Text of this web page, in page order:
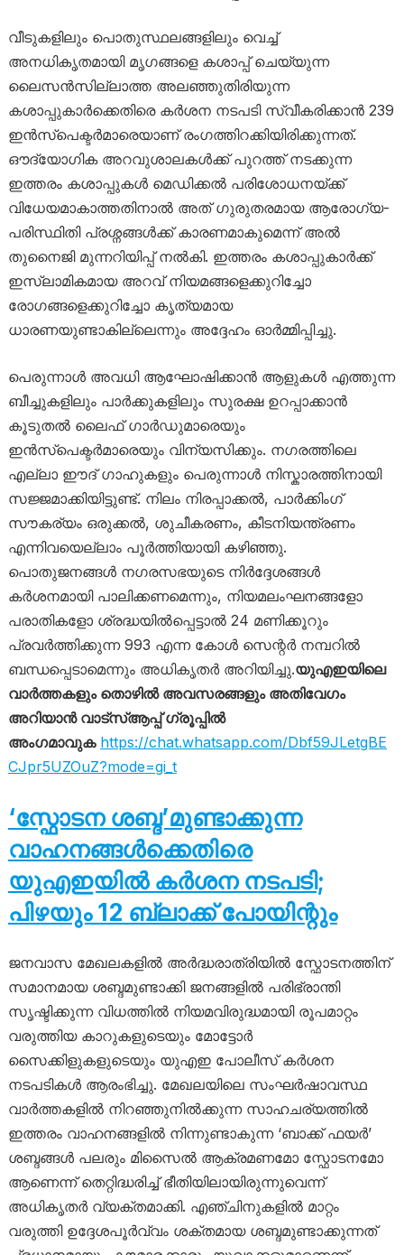
വീടുകളിലും പൊതുസ്ഥലങ്ങളിലും വെച്ച്
അനധികൃതമായി മൃഗങ്ങളെ കശാപ്പ് ചെയ്യുന്ന
ലൈസൻസില്ലാത്ത അലഞ്ഞുതിരിയുന്ന
കശാപ്പുകാർക്കെതിരെ കർശന നടപടി സ്വീകരിക്കാൻ 239
ഇൻസ്പെക്ടർമാരെയാണ് രംഗത്തിറക്കിയിരിക്കുന്നത്.
ഔദ്യോഗിക അറവുശാലകൾക്ക് പുറത്ത് നടക്കുന്ന
ഇത്തരം കശാപ്പുകൾ മെഡിക്കൽ പരിശോധനയ്ക്ക്
വിധേയമാകാത്തതിനാൽ അത് ഗുരുതരമായ ആരോഗ്യ-
പരിസ്ഥിതി പ്രശ്നങ്ങൾക്ക് കാരണമാകുമെന്ന് അൽ
തുനൈജി മുന്നറിയിപ്പ് നൽകി. ഇത്തരം കശാപ്പുകാർക്ക്
ഇസ്‌ലാമികമായ അറവ് നിയമങ്ങളെക്കുറിച്ചോ
രോഗങ്ങളെക്കുറിച്ചോ കൃത്യമായ
ധാരണയുണ്ടാകില്ലെന്നും അദ്ദേഹം ഓർമ്മിപ്പിച്ചു.
പെരുന്നാൾ അവധി ആഘോഷിക്കാൻ ആളുകൾ എത്തുന്ന
ബീച്ചുകളിലും പാർക്കുകളിലും സുരക്ഷ ഉറപ്പാക്കാൻ
കൂടുതൽ ലൈഫ് ഗാർഡുമാരെയും
ഇൻസ്പെക്ടർമാരെയും വിന്യസിക്കും. നഗരത്തിലെ
എല്ലാ ഈദ് ഗാഹുകളും പെരുന്നാൾ നിസ്കാരത്തിനായി
സജ്ജമാക്കിയിട്ടുണ്ട്. നിലം നിരപ്പാക്കൽ, പാർക്കിംഗ്
സൗകര്യം ഒരുക്കൽ, ശുചീകരണം, കീടനിയന്ത്രണം
എന്നിവയെല്ലാം പൂർത്തിയായി കഴിഞ്ഞു.
പൊതുജനങ്ങൾ നഗരസഭയുടെ നിർദ്ദേശങ്ങൾ
കർശനമായി പാലിക്കണമെന്നും, നിയമലംഘനങ്ങളോ
പരാതികളോ ശ്രദ്ധയിൽപ്പെട്ടാൽ 24 മണിക്കൂറും
പ്രവർത്തിക്കുന്ന 993 എന്ന കോൾ സെന്റർ നമ്പറിൽ
ബന്ധപ്പെടാമെന്നും അധികൃതർ അറിയിച്ചു.യുഎഇയിലെ
വാർത്തകളും തൊഴിൽ അവസരങ്ങളും അതിവേഗം
അറിയാൻ വാട്സ്ആപ്പ് ഗ്രൂപ്പിൽ
അംഗമാവുക https://chat.whatsapp.com/Dbf59JLetgBE
CJpr5UZOuZ?mode=gi_t
‘സ്ഫോടന ശബ്ദ’മുണ്ടാക്കുന്ന
വാഹനങ്ങൾക്കെതിരെ
യുഎഇയിൽ കർശന നടപടി;
പിഴയും 12 ബ്ലാക്ക് പോയിന്റും
ജനവാസ മേഖലകളിൽ അർദ്ധരാത്രിയിൽ സ്ഫോടനത്തിന്
സമാനമായ ശബ്ദമുണ്ടാക്കി ജനങ്ങളിൽ പരിഭ്രാന്തി
സൃഷ്ടിക്കുന്ന വിധത്തിൽ നിയമവിരുദ്ധമായി രൂപമാറ്റം
വരുത്തിയ കാറുകളുടെയും മോട്ടോർ
സൈക്കിളുകളുടെയും യുഎഇ പോലീസ് കർശന
നടപടികൾ ആരംഭിച്ചു. മേഖലയിലെ സംഘർഷാവസ്ഥ
വാർത്തകളിൽ നിറഞ്ഞുനിൽക്കുന്ന സാഹചര്യത്തിൽ
ഇത്തരം വാഹനങ്ങളിൽ നിന്നുണ്ടാകുന്ന ‘ബാക്ക് ഫയർ’
ശബ്ദങ്ങൾ പലരും മിസൈൽ ആക്രമണമോ സ്ഫോടനമോ
ആണെന്ന് തെറ്റിദ്ധരിച്ച് ഭീതിയിലായിരുന്നുവെന്ന്
അധികൃതർ വ്യക്തമാക്കി. എഞ്ചിനുകളിൽ മാറ്റം
വരുത്തി ഉദ്ദേശപൂർവ്വം ശക്തമായ ശബ്ദമുണ്ടാക്കുന്നത്